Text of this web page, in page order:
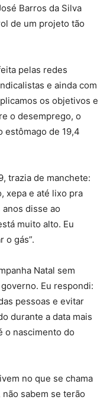
Barros da Silva
de um projeto tão
pelas redes
e ainda com
os objetivos e
o desemprego, o
estômago de 19,4
trazia de manchete:
xepa e até lixo pra
anos disse ao
muito alto. Eu
o gás”.
Natal sem
Eu respondi:
pessoas e evitar
durante a data mais
o nascimento do
no que se chama
sabem se terão